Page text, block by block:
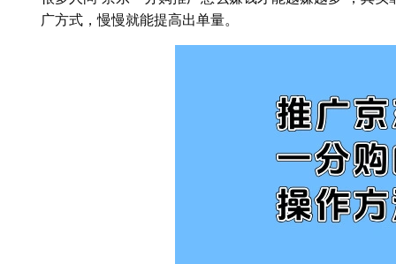
广方式，慢慢就能提高出单量。